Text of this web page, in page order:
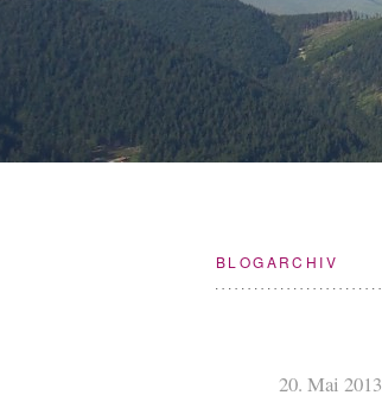
BLOGARCHIV
20. Mai 2013